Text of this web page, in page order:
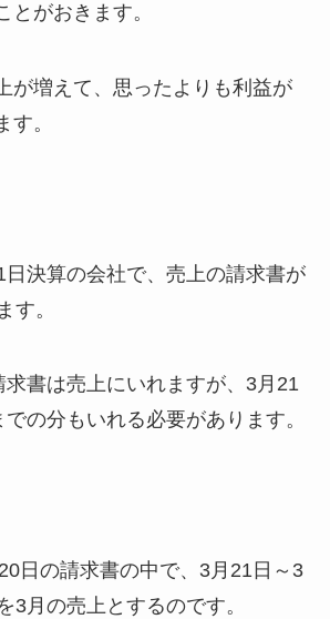
とがおきます。
が増えて、思ったよりも利益が
す。
日決算の会社で、売上の請求書が
す。
求書は売上にいれますが、3月21
の分もいれる必要があります。
日の請求書の中で、3月21日～3
3月の売上とするのです。